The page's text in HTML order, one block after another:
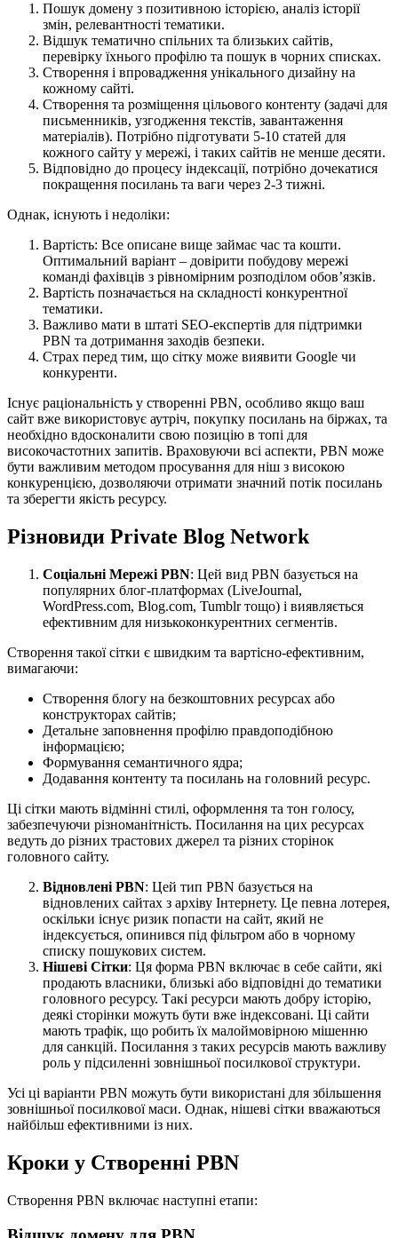
Пошук домену з позитивною історією, аналіз історії
змін, релевантності тематики.
Відшук тематично спільних та близьких сайтів,
перевірку їхнього профілю та пошук в чорних списках.
Створення і впровадження унікального дизайну на
кожному сайті.
Створення та розміщення цільового контенту (задачі для
письменників, узгодження текстів, завантаження
матеріалів). Потрібно підготувати 5-10 статей для
кожного сайту у мережі, і таких сайтів не менше десяти.
Відповідно до процесу індексації, потрібно дочекатися
покращення посилань та ваги через 2-3 тижні.
Однак, існують і недоліки:
Вартість: Все описане вище займає час та кошти.
Оптимальний варіант – довірити побудову мережі
команді фахівців з рівномірним розподілом обов’язків.
Вартість позначається на складності конкурентної
тематики.
Важливо мати в штаті SEO-експертів для підтримки
PBN та дотримання заходів безпеки.
Страх перед тим, що сітку може виявити Google чи
конкуренти.
Існує раціональність у створенні PBN, особливо якщо ваш
сайт вже використовує аутріч, покупку посилань на біржах, та
необхідно вдосконалити свою позицію в топі для
високочастотних запитів. Враховуючи всі аспекти, PBN може
бути важливим методом просування для ніш з високою
конкуренцією, дозволяючи отримати значний потік посилань
та зберегти якість ресурсу.
Різновиди Private Blog Network
Соціальні Мережі PBN: Цей вид PBN базується на
популярних блог-платформах (LiveJournal,
WordPress.com, Blog.com, Tumblr тощо) і виявляється
ефективним для низькоконкурентних сегментів.
Створення такої сітки є швидким та вартісно-ефективним,
вимагаючи:
Створення блогу на безкоштовних ресурсах або
конструкторах сайтів;
Детальне заповнення профілю правдоподібною
інформацією;
Формування семантичного ядра;
Додавання контенту та посилань на головний ресурс.
Ці сітки мають відмінні стилі, оформлення та тон голосу,
забезпечуючи різноманітність. Посилання на цих ресурсах
ведуть до різних трастових джерел та різних сторінок
головного сайту.
Відновлені PBN: Цей тип PBN базується на
відновлених сайтах з архіву Інтернету. Це певна лотерея,
оскільки існує ризик попасти на сайт, який не
індексується, опинився під фільтром або в чорному
списку пошукових систем.
Нішеві Сітки: Ця форма PBN включає в себе сайти, які
продають власники, близькі або відповідні до тематики
головного ресурсу. Такі ресурси мають добру історію,
деякі сторінки можуть бути вже індексовані. Ці сайти
мають трафік, що робить їх малоймовірною мішенню
для санкцій. Посилання з таких ресурсів мають важливу
роль у підсиленні зовнішньої посилкової структури.
Усі ці варіанти PBN можуть бути використані для збільшення
зовнішньої посилкової маси. Однак, нішеві сітки вважаються
найбільш ефективними із них.
Кроки у Створенні PBN
Створення PBN включає наступні етапи: